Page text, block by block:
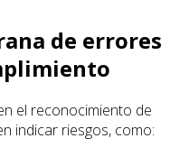
de errores
el reconocimiento de
indicar riesgos, como: